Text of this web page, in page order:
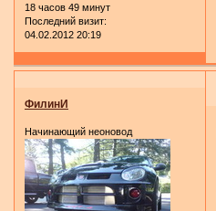
18 часов 49 минут
Последний визит:
04.02.2012 20:19
ФилинИ
Начинающий неоновод